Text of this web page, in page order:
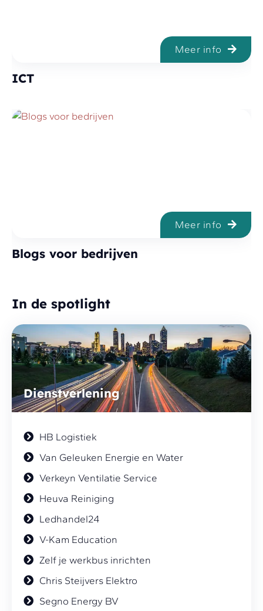
Meer info
ICT
Meer info
Blogs voor bedrijven
In de spotlight
Dienstverlening
HB Logistiek
Van Geleuken Energie en Water
Verkeyn Ventilatie Service
Heuva Reiniging
Ledhandel24
V-Kam Education
Zelf je werkbus inrichten
Chris Steijvers Elektro
Segno Energy BV